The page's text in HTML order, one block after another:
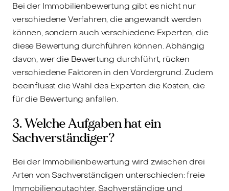
Bei der Immobilienbewertung gibt es nicht nur
verschiedene Verfahren, die angewandt werden
können, sondern auch verschiedene Experten, die
diese Bewertung durchführen können. Abhängig
davon, wer die Bewertung durchführt, rücken
verschiedene Faktoren in den Vordergrund. Zudem
beeinflusst die Wahl des Experten die Kosten, die
für die Bewertung anfallen.
3. Welche Aufgaben hat ein
Sachverständiger?
Bei der Immobilienbewertung wird zwischen drei
Arten von Sachverständigen unterschieden: freie
Immobiliengutachter, Sachverständige und